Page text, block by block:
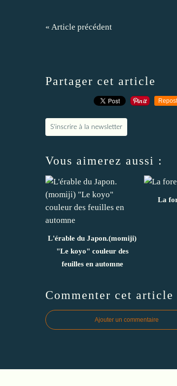
« Article précédent
Partager cet article
Repost
S'inscrire à la newsletter
Vous aimerez aussi :
L'érable du Japon.(momiji)
"Le koyo" couleur des
feuilles en automne
La
Commenter cet article
Ajouter un commentaire